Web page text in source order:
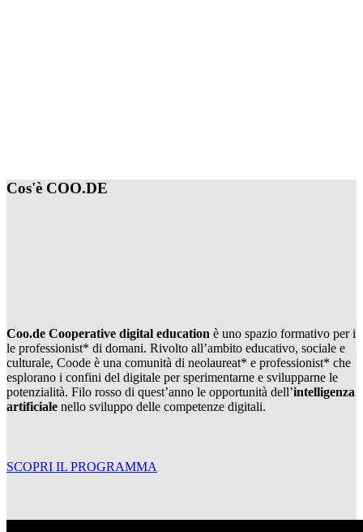
Cos'è COO.DE
Coo.de Cooperative digital education è uno spazio formativo per i
le professionist* di domani. Rivolto all’ambito educativo, sociale e
culturale, Coode è una comunità di neolaureat* e professionist* che
esplorano i confini del digitale per sperimentarne e svilupparne le
potenzialità. Filo rosso di quest’anno le opportunità dell’intelligenza
artificiale nello sviluppo delle competenze digitali.
SCOPRI IL PROGRAMMA